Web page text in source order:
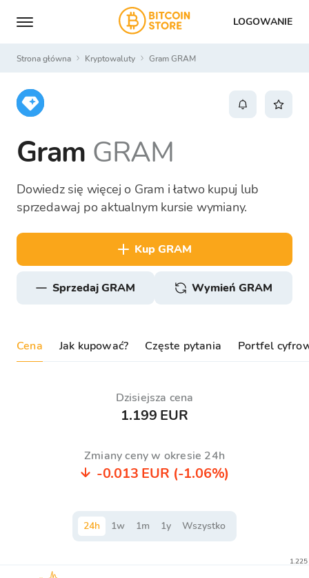
LOGOWANIE
Strona główna Kryptowaluty Gram GRAM
Gram GRAM
Dowiedz się więcej o Gram i łatwo kupuj lub
sprzedawaj po aktualnym kursie wymiany.
kup GRAM
sprzedaj GRAM Wymień GRAM
Cena Jak kupować? Częste pytania Portfel
Dzisiejsza cena
1.199 EUR
Zmiany ceny w okresie 24h
-0.013 EUR (-1.06%)
24h 1w 1m 1y Wszystko
1.225